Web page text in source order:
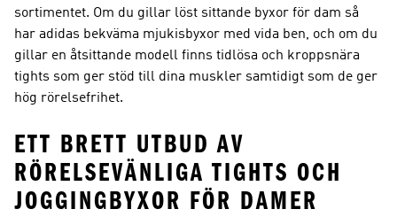
sortimentet. Om du gillar löst sittande byxor för dam så
har adidas bekväma mjukisbyxor med vida ben, och om du
gillar en åtsittande modell finns tidlösa och kroppsnära
tights som ger stöd till dina muskler samtidigt som de ger
hög rörelsefrihet.
ETT BRETT UTBUD AV
RÖRELSEVÄNLIGA TIGHTS OCH
JOGGINGBYXOR FÖR DAMER